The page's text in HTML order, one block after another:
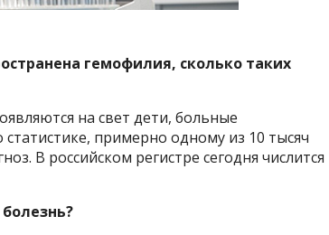
гемофилия, сколько таких
на свет дети, больные
примерно одному из 10 тысяч
В российском регистре сегодня числится